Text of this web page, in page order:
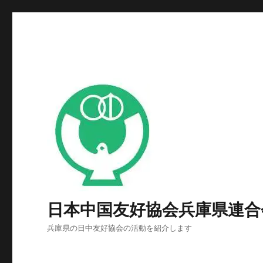
日本中国友好協会兵庫県連
兵庫県の日中友好協会の活動を紹介します